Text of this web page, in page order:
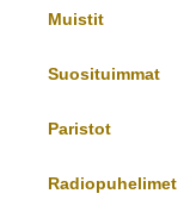
Muistit
Suosituimmat
Paristot
Radiopuhelimet